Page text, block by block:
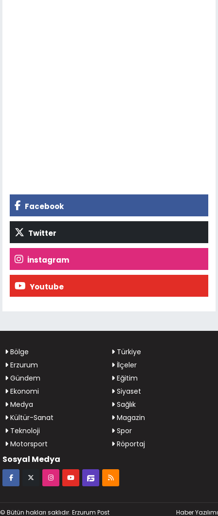
Facebook
Twitter
İnstagram
Youtube
Bölge
Türkiye
Erzurum
İlçeler
Gündem
Eğitim
Ekonomi
Siyaset
Medya
Sağlık
Kültür-Sanat
Magazin
Teknoloji
Spor
Motorsport
Röportaj
Sosyal Medya
© Bütün hakları saklıdır. Erzurum Post Haber Yazılımı